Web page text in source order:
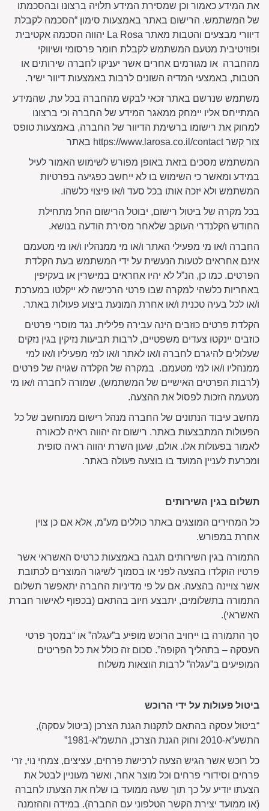
את המידע כאמור וכן שמסירת המידע תלויה ברצונו ובהסכמתו
של המשתמש. הרישום באתר באמצעות סימון “הסכמה לקבלת
דיוורי מבצעים והטבות מאתר La Rosa יהווה הסכמה אקטיבית
ופוזיטיבית מטעם המשתמש לקבלת חומר פרסומי ושיווקי
מהחברה או מגורמים אחרים אשר יעניקו לחברה שירותים או
הטבות, באמצעי המדיה השונים לרבות באמצעות דיוור ישיר.
משתמש שנרשם באתר זכאי לבקש מהחברה בכל עת, שהמידע
המתייחס אליו יימחק ממאגר המידע של החברה וכי ברצונו
למחוק את רישומו ברשימת הדיוור של החברה, באמצעות טופס
צור קשר https://www.larosa.co.il/contact באתר
המשתמש מסכים בזאת באופן מפורש לשימוש האמור לעיל
במידע ומאשר כי השימוש בו לא ייחשב כפגיעה בפרטיות
המשתמש ולא יזכה אותו בכל סעד ו/או פיצוי כלשהו.
בכל מקרה של ביטול רישום, יבוטל הרישום החל מתחילת
החודש הקלנדרי העוקב שלאחר מסירת הודעה בנושא.
החברה ו/או מי מפעילי האתר ו/או מי ממנהליו ו/או מי מטעמם
אינם אחראים לטעות הנעשית על ידי המשתמש בעת הקלדת
הפרטים. כמו כן, הנ”ל לא יהיו אחראים במישרין או בעקיפין
באחריות כלשהי למקרה שבו פרטי הרכישה לא ייקלטו במערכת
ו/או לכל בעיה טכנית ו/או אחרת המונעת ביצוע פעולות באתר.
הקלדת פרטים כוזבים הינה עבירה פלילית. נגד מוסרי פרטים
כוזבים יינקטו צעדים משפטיים, לרבות תביעות נזיקין בגין נזקים
שעלולים להיגרם לחברה ו/או לאתר ו/או למי מפעיליו ו/או למי
ממנהליו ו/או למי מטעמם. במקרה של הקלדה שגויה של פרטים
(לרבות הפרטים האישיים של המשתמש), שמורה לחברה ו/או מי
מטעמה הזכות לפסול את ההצעה.
מחשב עיבוד הנתונים של החברה מנהל רישום ממוחשב של כל
הפעולות המתבצעות באתר. רישום זה יהווה ראיה לכאורה
לאמור בפעולות אלו. אולם, שעון השרת יהווה ראיה סופית
ומכרעת לעניין המועד בו בוצעה פעולה באתר.
תשלום בגין השירותים
כל המחירים המוצגים באתר כוללים מע”מ, אלא אם כן צוין
אחרת במפורש.
התמורה בגין השירותים תגבה באמצעות כרטיס האשראי אשר
פרטיו הוקלדו בהצעה לפני או בסמוך לשיגור המוצרים לכתובת
אשר צויינה בהצעה. אם על פי מדיניות החברה יתאפשר תשלום
התמורה בתשלומים, יתבצע חיוב בהתאם (בכפוף לאישור חברת
האשראי).
סך התמורה בו ייחויב הרוכש מופיע ב”עגלה” או “במסך פרטי
העסקה – בתהליך הקופה”. סכום זה כולל את כל הפריטים
המופיעים ב”עגלה” לרבות הוצאות משלוח
ביטול פעולות על ידי הרוכש
“ביטול עסקה בהתאם לתקנות הגנת הצרכן (ביטול עסקה),
התשע”א-2010 וחוק הגנת הצרכן, התשמ”א-1981”
כל רוכש אשר הגיש הצעה לרכישת פרחים, עציצים, צמחי נוי, זרי
פרחים וסידורי פרחים וכל מוצר אחר, ואשר מעוניין לבטל את
הצעתו יודיע על כך תוך שעה ממועד בו שלח את הצעתו לחברה
(או ממועד יצירת הקשר הטלפוני עם החברה). במידה וההזמנה